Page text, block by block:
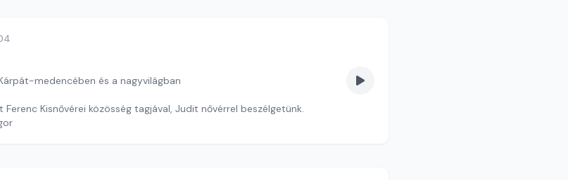
medencében és a nagyvilágban
Kisnővérei közösség tagjával, Judit nővérrel beszélgetünk.